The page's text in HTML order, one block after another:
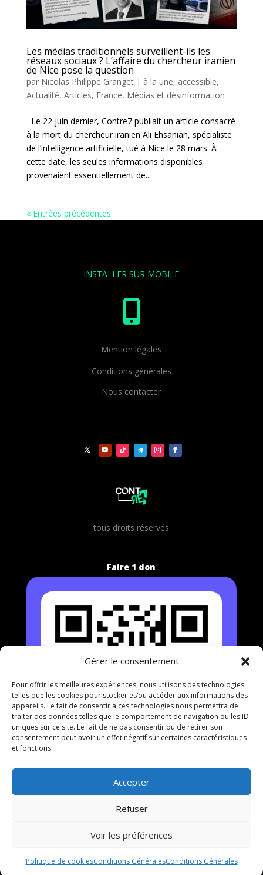
Gérer le consentement
Pour offrir les meilleures expériences, nous utilisons des technologies
telles que les cookies pour stocker et/ou accéder aux informations des
appareils. Le fait de consentir à ces technologies nous permettra de
traiter des données telles que le comportement de navigation ou les ID
uniques sur ce site. Le fait de ne pas consentir ou de retirer son
consentement peut avoir un effet négatif sur certaines caractéristiques
et fonctions.
Accepter
Refuser
Voir les préférences
Politique de cookiesConditions GénéralesConditions Générales
Les médias traditionnels surveillent-ils les
réseaux sociaux ? L’affaire du chercheur iranien
de Nice pose la question
par Nicolas Philippe Granget| à la une, accessible,
Actualité, Articles, France, Médias et désinformation
Le 22 juin dernier, Contre7 publiait un article consacré
à la mort du chercheur iranien Ali Ehsanian, spécialiste
de l’intelligence artificielle, tué à Nice le 28 mars. À
cette date, les seules informations disponibles
provenaient essentiellement de...
« Entrées précédentes
INSTALLER SUR MOBILE

Mention légales
Conditions générales
Nous contacter
tous droits réservés
Faire 1 don